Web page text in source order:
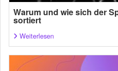
Warum und wie sich der
sortiert
Weiterlesen